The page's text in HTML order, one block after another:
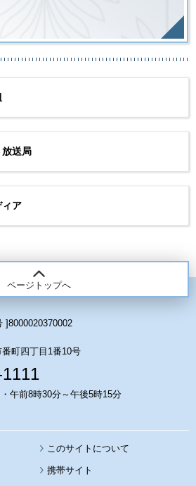
放送局
ィア
ページトップへ
]8000020370002
町四丁目1番10号
午前8時30分～午後5時15分
このサイトについて
携帯サイト